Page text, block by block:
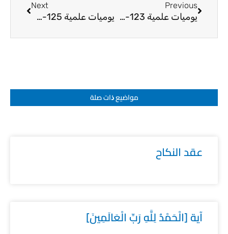
Previous
يوميات علمية 123-24
Next
يوميات علمية 125-24
مواضيع ﺫات صلة
عقد النكاح
آية [الْحَمْدُ لِلَّهِ رَبِّ الْعَالَمِينَ]